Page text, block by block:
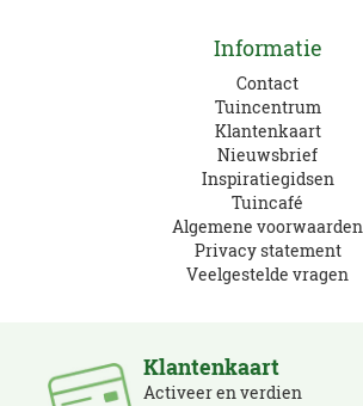
Informatie
Contact
Tuincentrum
Klantenkaart
Nieuwsbrief
Inspiratiegidsen
Tuincafé
Algemene voorwaarden
Privacy statement
Veelgestelde vragen
Klantenkaart
Activeer en verdien